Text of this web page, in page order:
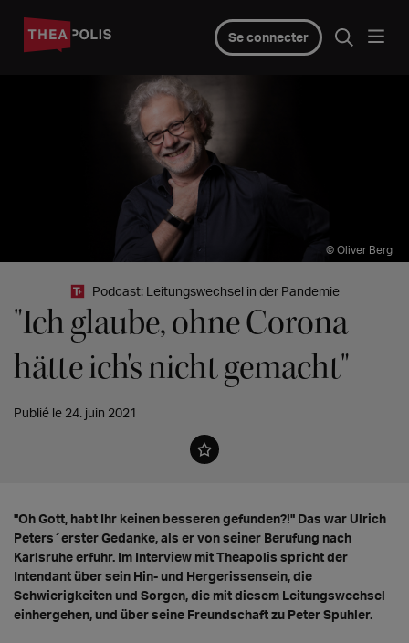
Se connecter
© Oliver Berg
Podcast: Leitungswechsel in der Pandemie
"Ich glaube, ohne Corona
hätte ich's nicht gemacht"
Publié le 24. juin 2021
"Oh Gott, habt Ihr keinen besseren gefunden?!" Das war Ulrich
Peters´erster Gedanke, als er von seiner Berufung nach
Karlsruhe erfuhr. Im Interview mit Theapolis spricht der
Intendant über sein Hin- und Hergerissensein, die
Schwierigkeiten und Sorgen, die mit diesem Leitungswechsel
einhergehen, und über seine Freundschaft zu Peter Spuhler.